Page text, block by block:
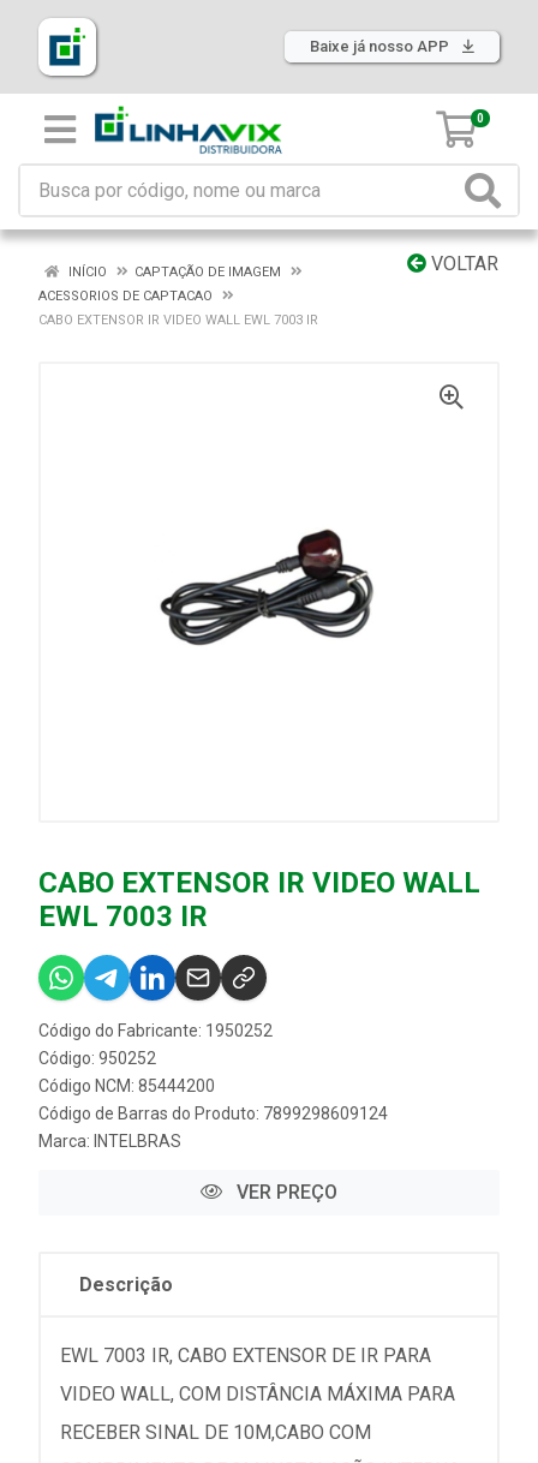
Baixe já nosso APP
0
VOLTAR
INÍCIO
CAPTAÇÃO DE IMAGEM
ACESSORIOS DE CAPTACAO
CABO EXTENSOR IR VIDEO WALL EWL 7003 IR
CABO EXTENSOR IR VIDEO WALL
EWL 7003 IR
Código do Fabricante: 1950252
Código: 950252
Código NCM: 85444200
Código de Barras do Produto: 7899298609124
Marca: INTELBRAS
VER PREÇO
Descrição
EWL 7003 IR, CABO EXTENSOR DE IR PARA
VIDEO WALL, COM DISTÂNCIA MÁXIMA PARA
RECEBER SINAL DE 10M,CABO COM